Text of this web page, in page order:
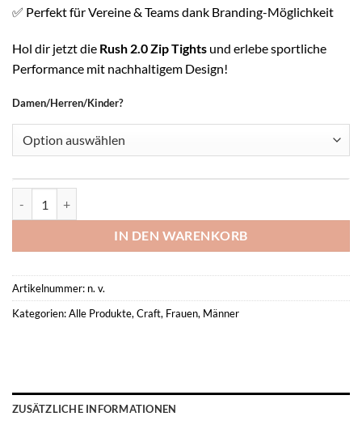
✅ Perfekt für Vereine & Teams dank Branding-Möglichkeit
Hol dir jetzt die Rush 2.0 Zip Tights und erlebe sportliche
Performance mit nachhaltigem Design!
Damen/Herren/Kinder?
IN DEN WARENKORB
Artikelnummer: n. v.
Kategorien:Alle Produkte, Craft, Frauen, Männer
ZUSÄTZLICHE INFORMATIONEN